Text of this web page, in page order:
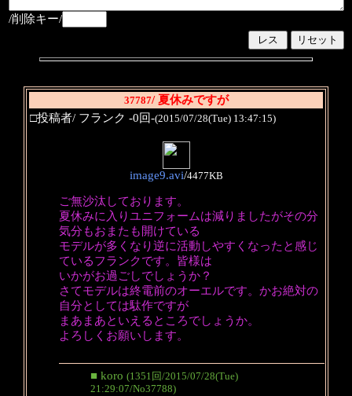
/削除キー/
37787/ 夏休みですが
□投稿者/ フランク -0回-(2015/07/28(Tue) 13:47:15)
image9.avi/4477KB
ご無沙汰しております。
夏休みに入りユニフォームは減りましたがその分
気分もおまたも開けている
モデルが多くなり逆に活動しやすくなったと感じ
ているフランクです。皆様は
いかがお過ごしでしょうか？
さてモデルは終電前のオーエルです。かお絶対の
自分としては駄作ですが
まあまあといえるところでしょうか。
よろしくお願いします。
■ koro (1351回/2015/07/28(Tue)
21:29:07/No37788)